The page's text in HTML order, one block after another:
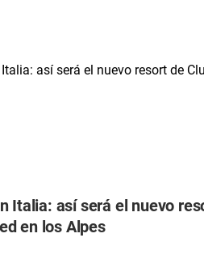
Italia: así será el nuevo
en los Alpes